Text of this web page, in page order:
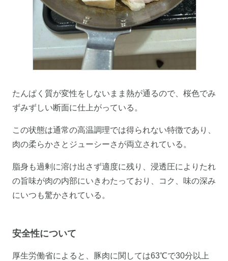
たんぱく質が変性をしないまま熱が通るので、桜色でみ
ずみずしい断面に仕上がっている。
この状態は通常の高温調理では得られない特徴であり、
肉の柔らかさとジューシーさが両立されている。
脂身も過剰に溶け出さず適度に残り、浸透圧によりたれ
の旨味が肉の内部にいきわたっており、コク、味の深み
にいつも驚かされている。
安全性について
厚生労働省によると、豚肉に関しては63℃で30分以上